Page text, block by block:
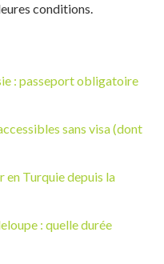
conditions.
: passeport obligatoire
sans visa (dont
en Turquie depuis la
: quelle durée